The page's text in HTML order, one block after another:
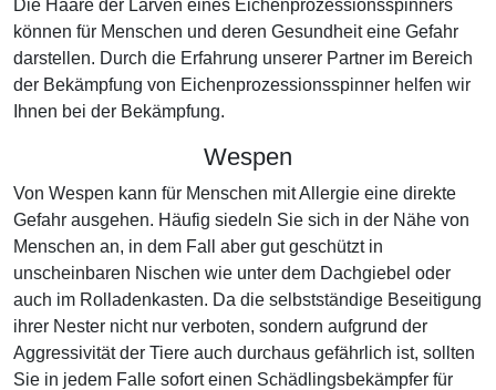
Die Haare der Larven eines Eichenprozessionsspinners
können für Menschen und deren Gesundheit eine Gefahr
darstellen. Durch die Erfahrung unserer Partner im Bereich
der Bekämpfung von Eichenprozessionsspinner helfen wir
Ihnen bei der Bekämpfung.
Wespen
Von Wespen kann für Menschen mit Allergie eine direkte
Gefahr ausgehen. Häufig siedeln Sie sich in der Nähe von
Menschen an, in dem Fall aber gut geschützt in
unscheinbaren Nischen wie unter dem Dachgiebel oder
auch im Rolladenkasten. Da die selbstständige Beseitigung
ihrer Nester nicht nur verboten, sondern aufgrund der
Aggressivität der Tiere auch durchaus gefährlich ist, sollten
Sie in jedem Falle sofort einen Schädlingsbekämpfer für